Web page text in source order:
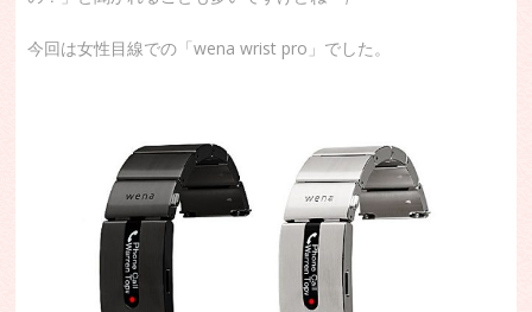
今回は女性目線での「wena wrist pro」でした。